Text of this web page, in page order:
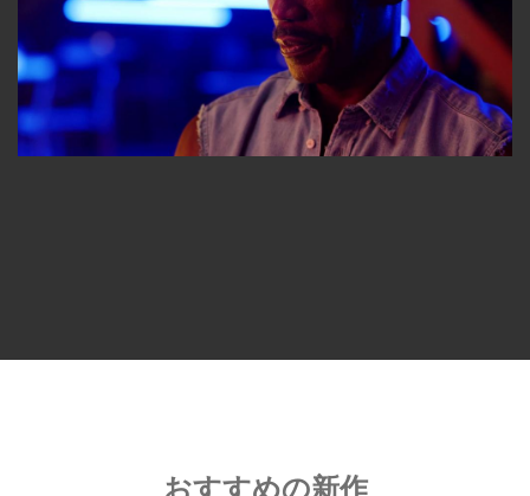
おすすめの新作